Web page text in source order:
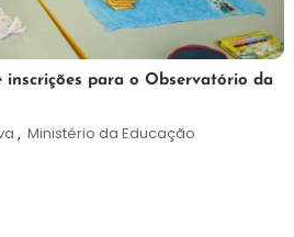
inscrições para o Observatório da
, Ministério da Educação